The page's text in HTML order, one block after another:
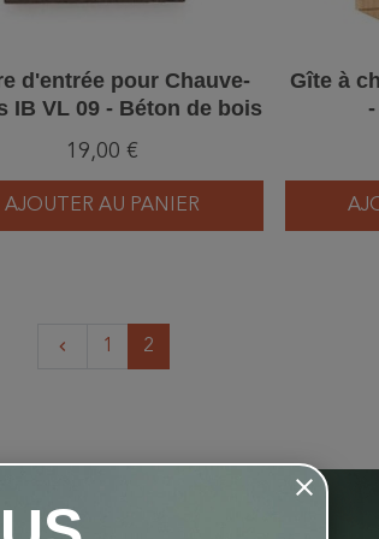
d'entrée pour Chauve-
IB VL 09 - Béton de bois
19,00 €
AJOUTER AU PANIER
Gîte à
keyboard_arrow_left Précédent
1 2